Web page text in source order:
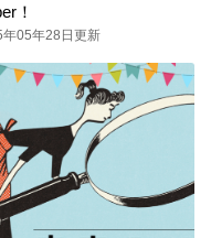
！
年05年28日更新